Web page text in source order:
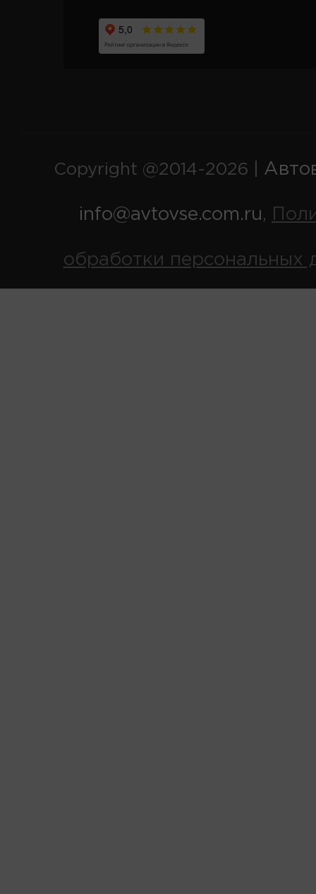
Copyright @2014-2026 |
info@avtovse.com.ru,
обработки персональных